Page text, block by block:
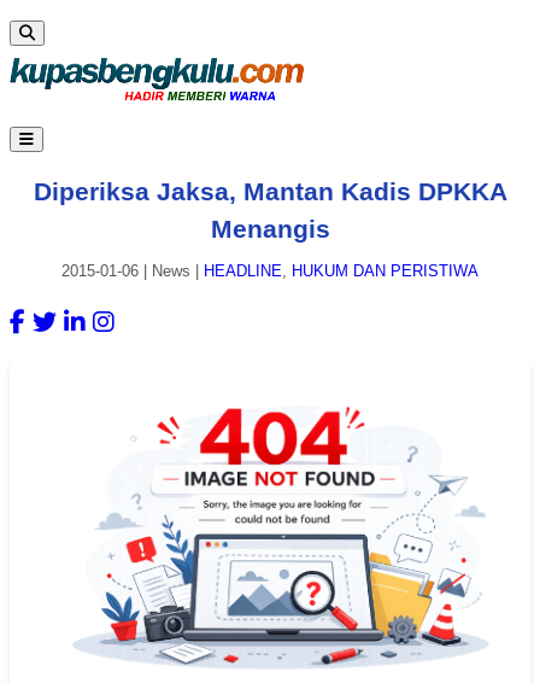
Diperiksa Jaksa, Mantan Kadis DPKKA
Menangis
2015-01-06 News HEADLINE, HUKUM DAN PERISTIWA